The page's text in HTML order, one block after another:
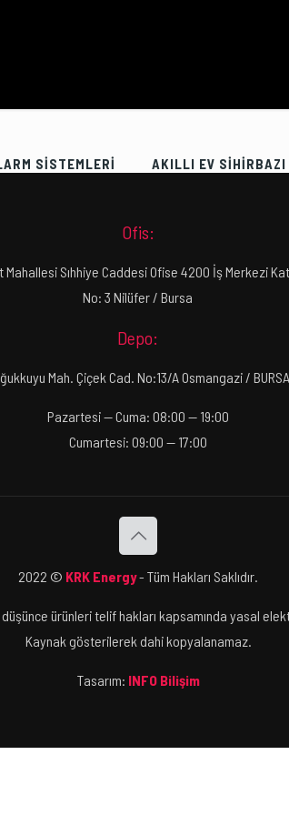
SİSTEMLERİ AKILLI EV SİHİRBAZI
Ofis:
Mahallesi Sıhhiye Caddesi Ofise 4200 İş Merkezi
No: 3 Nilüfer / Bursa
Depo:
Mah. Çiçek Cad. No:13/A Osmangazi / BURSA
Pazartesi — Cuma: 08:00 — 19:00
Cumartesi: 09:00 — 17:00
2022 © KRK Energy- Tüm Hakları Saklıdır.
ürünleri telif hakları kapsamında yasal
Kaynak gösterilerek dahi kopyalanamaz.
Tasarım: INFO Bilişim